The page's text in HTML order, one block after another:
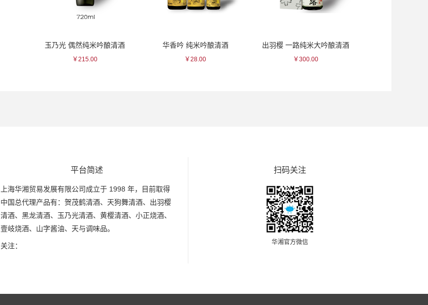
玉乃光 偶然纯米吟酿清酒
￥215.00
华香吟 纯米吟酿清酒
￥28.00
出羽樱 一路纯米大吟酿清酒
￥300.00
平台简述
上海华湘贸易发展有限公司成立于 1998 年，目前取得
中国总代理产品有：贺茂鹤清酒、天狗舞清酒、出羽樱
清酒、黑龙清酒、玉乃光清酒、黄樱清酒、小正烧酒、
壹岐烧酒、山字酱油、天与调味品。
关注：
扫码关注
华湘官方微信